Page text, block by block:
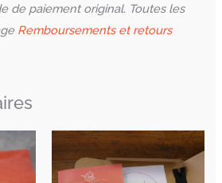
de paiement original. Toutes les
Remboursements et retours